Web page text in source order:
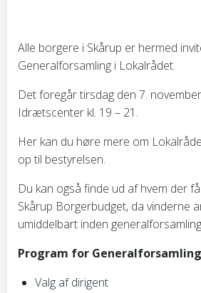
Alle borgere i Skårup er hermed
Generalforsamling i Lokalrådet.
Det foregår tirsdag den 7.
Idrætscenter kl. 19 – 21.
Her kan du høre mere om
op til bestyrelsen.
Du kan også finde ud af hvem der
Skårup Borgerbudget, da vinderne
umiddelbart inden
Program for Generalforsamling
Valg af dirigent